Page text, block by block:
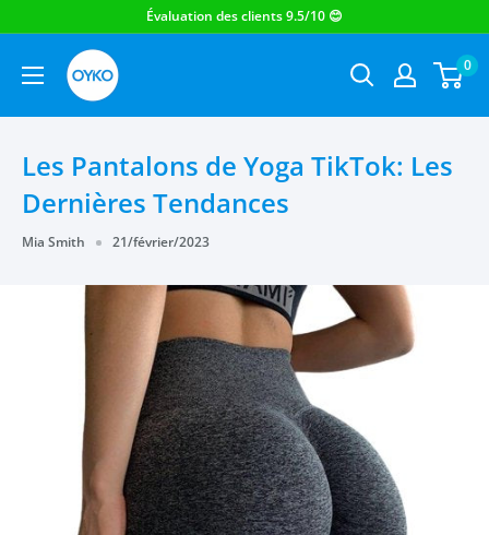
OYKO 0
Les Pantalons de Yoga TikTok: Les
Dernières Tendances
Mia Smith 21/février/2023